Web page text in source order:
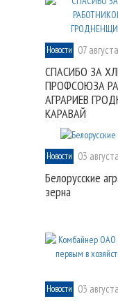
Новости 07
СПАСИБО ЗА
ПРОФСОЮЗА
АГРАРИЕВ
КАРАВАЙ
Новости 03
Белорусские
зерна
Новости 03